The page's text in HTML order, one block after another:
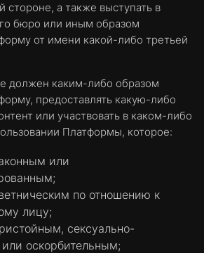
стороне, а также выступать в
бюро или иным образом
от имени какой-либо третьей
должен каким-либо образом
предоставлять какую-либо
или участвовать в каком-либо
Платформы, которое:
или
по отношению к
лицу;
сексуально-
оскорбительным;
размещать такие файлы
устройстве.
файлы cookie.Файлы
категории позволяют Сайту
выбранные Пользователем
(например, имя
язык или регион, в котором
и предоставлять
предпочтениями или
Например, Сайт может
Пользователю информацию
продуктах, предлагаемых в
городе или регионе, сохранив
регион, в котором